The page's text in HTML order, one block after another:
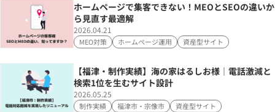
ホームページで集客できない！MEOとSEOの違いか
ら見直す最適解
2026.04.21
MEO対策 ホームページ運用 資産型サイト
【福津・制作実績】海の家はるしお様｜電話激減と
検索1位を生むサイト設計
2026.05.25
制作実績 福津市・宗像市 資産型サイト